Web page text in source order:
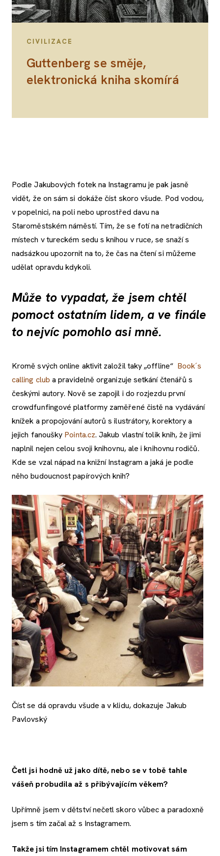
CIVILIZACE
Guttenberg se směje,
elektronická kniha skomírá
Podle Jakubových fotek na Instagramu je pak jasně
vidět, že on sám si dokáže číst skoro všude. Pod vodou,
v popelnici, na poli nebo uprostřed davu na
Staroměstském náměstí. Tím, že se fotí na netradičních
místech v tureckém sedu s knihou v ruce, se snaží s
nadsázkou upozornit na to, že čas na čtení si můžeme
udělat opravdu kdykoli.
Může to vypadat, že jsem chtěl
pomoct ostatním lidem, a ve finále
to nejvíc pomohlo asi mně.
Kromě svých online aktivit založil taky „offline“ Book´s
calling club a pravidelně organizuje setkání čtenářů s
českými autory. Nově se zapojil i do rozjezdu první
crowdfunfingové platformy zaměřené čistě na vydávání
knížek a propojování autorů s ilustrátory, korektory a
jejich fanoušky Pointa.cz. Jakub vlastní tolik knih, že jimi
naplnil nejen celou svoji knihovnu, ale i knihovnu rodičů.
Kde se vzal nápad na knižní Instagram a jaká je podle
něho budoucnost papírových knih?
Číst se dá opravdu všude a v klidu, dokazuje Jakub
Pavlovský
Četl jsi hodně už jako dítě, nebo se v tobě tahle
vášeň probudila až s přibývajícím věkem?
Upřímně jsem v dětství nečetl skoro vůbec a paradoxně
jsem s tím začal až s Instagramem.
Takže jsi tím Instagramem chtěl motivovat sám